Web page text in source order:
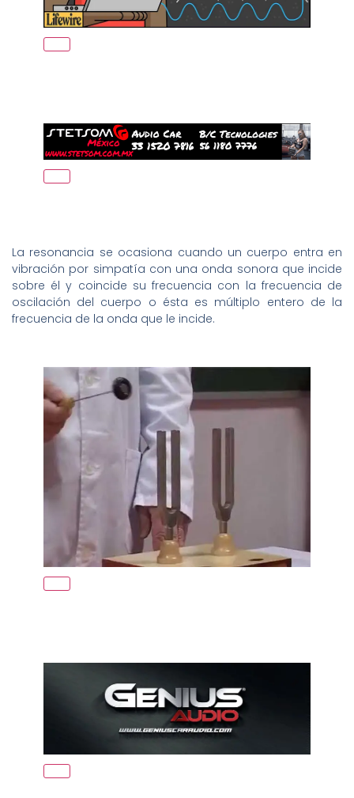
La resonancia se ocasiona cuando un cuerpo entra en
vibración por simpatía con una onda sonora que incide
sobre él y coincide su frecuencia con la frecuencia de
oscilación del cuerpo o ésta es múltiplo entero de la
frecuencia de la onda que le incide.